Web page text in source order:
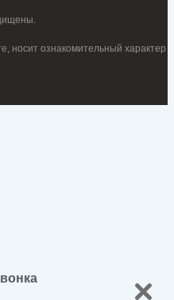
носит ознакомительный характер